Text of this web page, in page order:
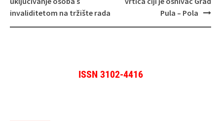
invaliditetom na tržište rada
Pula – Pola
ISSN 3102-4416